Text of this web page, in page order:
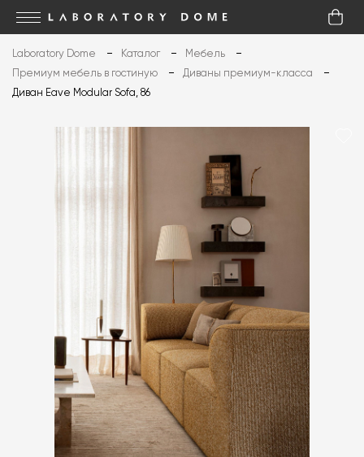
Laboratory Dome Каталог
Мебель
Премиум мебель в гостиную
Диваны премиум-класса
Диван Eave Modular Sofa, 86